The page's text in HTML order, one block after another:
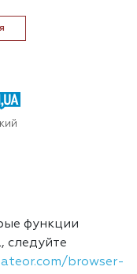
функции
следуйте
browser-